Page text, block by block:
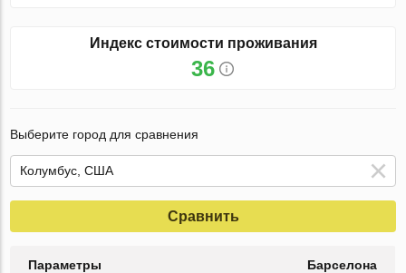
Индекс стоимости проживания
36
Выберите город для сравнения
Сравнить
Параметры Барселона